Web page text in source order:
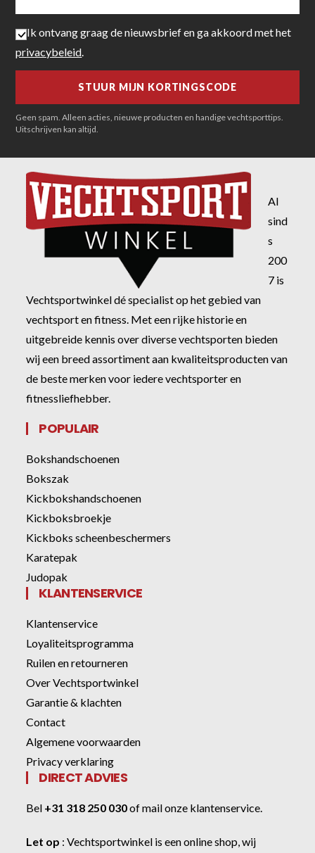
Ik ontvang graag de nieuwsbrief en ga akkoord met het
privacybeleid
Geen spam. Alleen acties, nieuwe producten en handige vechtsporttips.
Uitschrijven kan altijd.
Al
sind
s
200
7 is
Vechtsportwinkel dé specialist op het gebied van
vechtsport en fitness. Met een rijke historie en
uitgebreide kennis over diverse vechtsporten bieden
wij een breed assortiment aan kwaliteitsproducten van
de beste merken voor iedere vechtsporter en
fitnessliefhebber.
POPULAIR
Bokshandschoenen
Bokszak
Kickbokshandschoenen
Kickboksbroekje
Kickboks scheenbeschermers
Karatepak
Judopak
KLANTENSERVICE
Klantenservice
Loyaliteitsprogramma
Ruilen en retourneren
Over Vechtsportwinkel
Garantie & klachten
Contact
Algemene voorwaarden
Privacy verklaring
DIRECT ADVIES
Bel +31 318 250 030ofmail onze klantenservice
Let op :Vechtsportwinkel is een online shop, wij